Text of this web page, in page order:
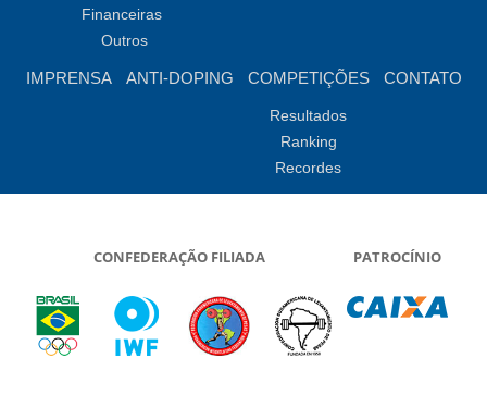
Financeiras
Outros
IMPRENSA ANTI-DOPING COMPETIÇÕES
Resultados
Ranking
Recordes
CONTATO
CONFEDERAÇÃO FILIADA PATROCÍNIO